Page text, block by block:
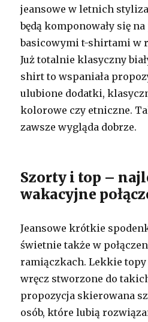
jeansowe w letnich
będą komponowały się
basicowymi t-shirtami w
Już totalnie klasyczny
shirt to wspaniała
ulubione dodatki,
kolorowe czy etniczne.
zawsze wygląda dobrze.
Szorty i top –
wakacyjne
Jeansowe krótkie
świetnie także w
ramiączkach. Lekkie topy
wręcz stworzone do
propozycja skierowana
osób, które lubią